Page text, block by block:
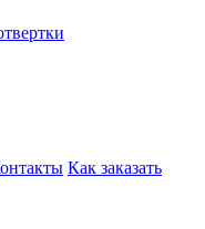
Как заказать